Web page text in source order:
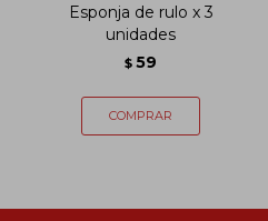
Esponja de rulo x 3
unidades
$ 59